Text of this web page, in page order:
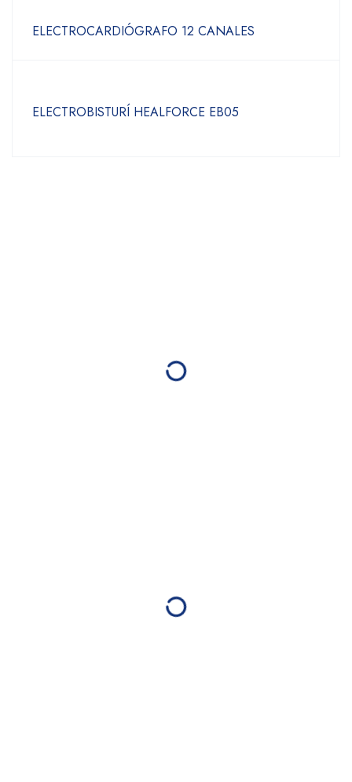
ELECTROCARDIÓGRAFO 12 CANALES
ELECTROBISTURÍ HEALFORCE EB05